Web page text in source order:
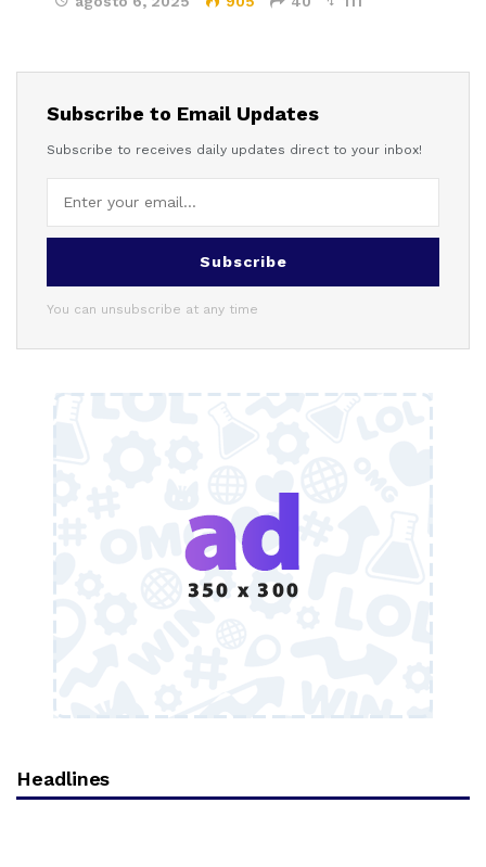
Subscribe to Email Updates
Subscribe to receives daily updates direct to your inbox!
Subscribe
You can unsubscribe at any time
Headlines